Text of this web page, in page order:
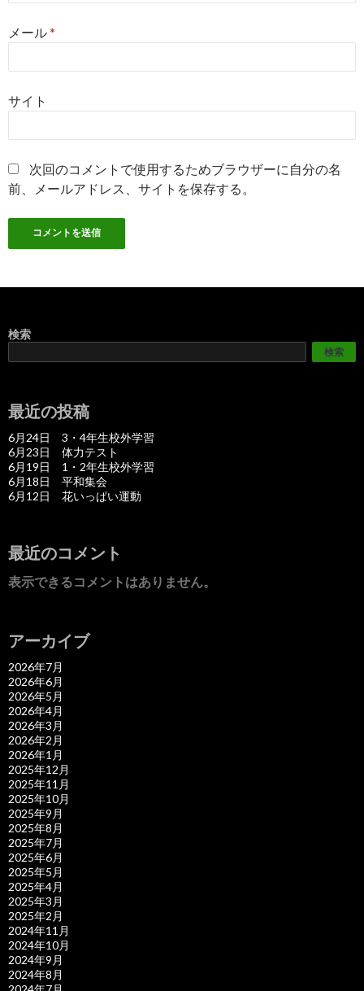
メール*
サイト
次回のコメントで使用するためブラウザーに自分の名
前、メールアドレス、サイトを保存する。
検索
検索
最近の投稿
6月24日 3・4年生校外学習
6月23日 体力テスト
6月19日 1・2年生校外学習
6月18日 平和集会
6月12日 花いっぱい運動
最近のコメント
表示できるコメントはありません。
アーカイブ
2026年7月
2026年6月
2026年5月
2026年4月
2026年3月
2026年2月
2026年1月
2025年12月
2025年11月
2025年10月
2025年9月
2025年8月
2025年7月
2025年6月
2025年5月
2025年4月
2025年3月
2025年2月
2024年11月
2024年10月
2024年9月
2024年8月